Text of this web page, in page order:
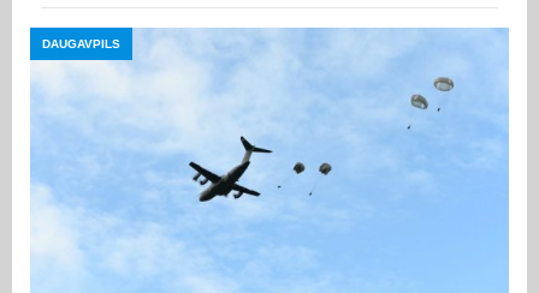
DAUGAVPILS